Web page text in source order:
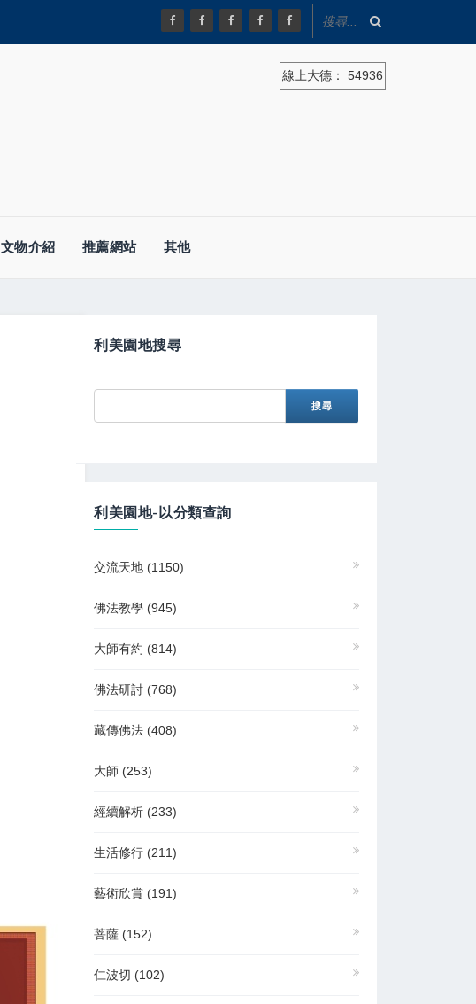
線上大德： 54936
文物介紹 推薦網站 其他
利美園地搜尋
利美園地-以分類查詢
交流天地 (1150)
佛法教學 (945)
大師有約 (814)
佛法研討 (768)
藏傳佛法 (408)
大師 (253)
經續解析 (233)
生活修行 (211)
藝術欣賞 (191)
菩薩 (152)
仁波切 (102)